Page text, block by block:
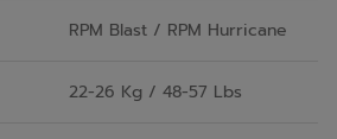
RPM Blast / RPM Hurricane
22-26 Kg / 48-57 Lbs